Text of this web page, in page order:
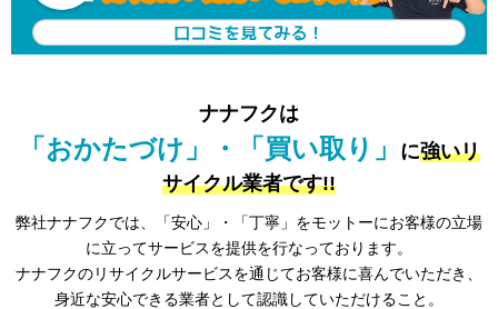
ナナフクは
「おかたづけ」・「買い取り」 に強いリ
サイクル業者です!!
弊社ナナフクでは、「安心」・「丁寧」をモットーにお客様の立場
に立ってサービスを提供を行なっております。
ナナフクのリサイクルサービスを通じてお客様に喜んでいただき、
身近な安心できる業者として認識していただけること。